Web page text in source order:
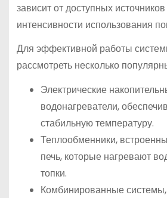
зависит от доступных
интенсивности использования
Для эффективной работы
рассмотреть несколько
Электрические
водонагреватели,
стабильную температуру.
Теплообменники,
печь, которые нагревают
топки.
Комбинированные